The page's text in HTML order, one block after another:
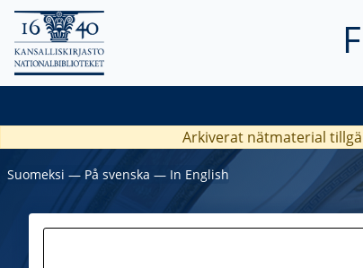
Arkiverat nätmaterial
Suomeksi ― På svenska ― In English